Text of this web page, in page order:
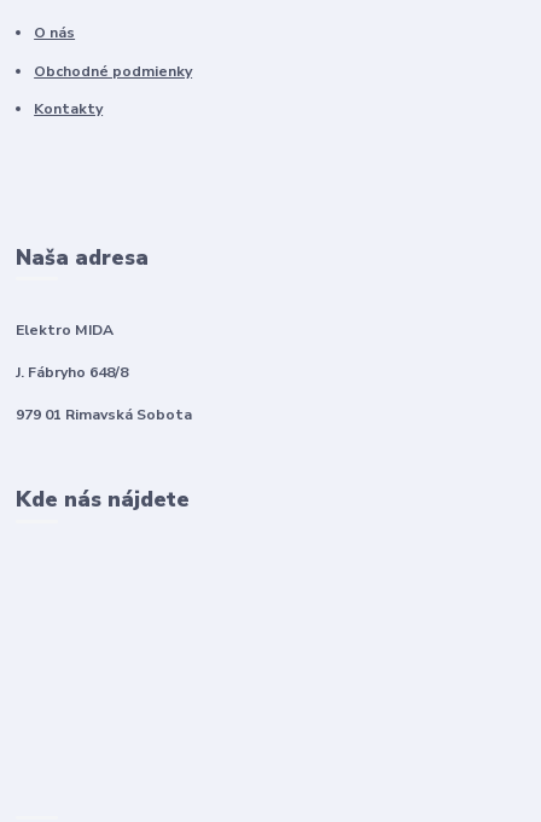
O nás
Obchodné podmienky
Kontakty
Naša adresa
Elektro MIDA
J. Fábryho 648/8
979 01 Rimavská Sobota
Kde nás nájdete